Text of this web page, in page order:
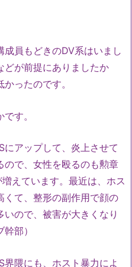
成員もどきのDV系はいまし
どが前提にありましたか
ったのです。
す。
アップして、炎上させて
ので、女性を殴るのも勲章
えています。最近は、ホス
くて、整形の副作用で顔の
ので、被害が大きくなり
部）
隈にも、ホスト暴力によ